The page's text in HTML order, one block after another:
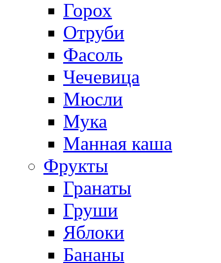
Горох
Отруби
Фасоль
Чечевица
Мюсли
Мука
Манная каша
Фрукты
Гранаты
Груши
Яблоки
Бананы